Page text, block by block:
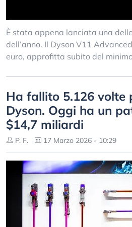
È stata appena lanciata una
dell’anno. Il Dyson V11
euro, approfitta subito del
Ha fallito 5.126 volte
Dyson. Oggi ha un
$14,7 miliardi
P. F. 17 Marzo 2026 - 10:29